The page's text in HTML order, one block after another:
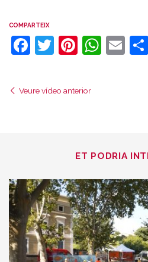
COMPARTEIX
Facebook
Twitter
Pinterest
Veure vídeo anterior
ET PODRIA